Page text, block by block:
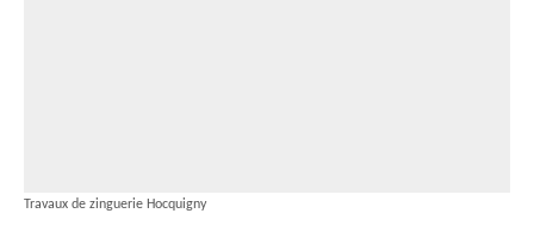
Travaux de zinguerie Hocquigny